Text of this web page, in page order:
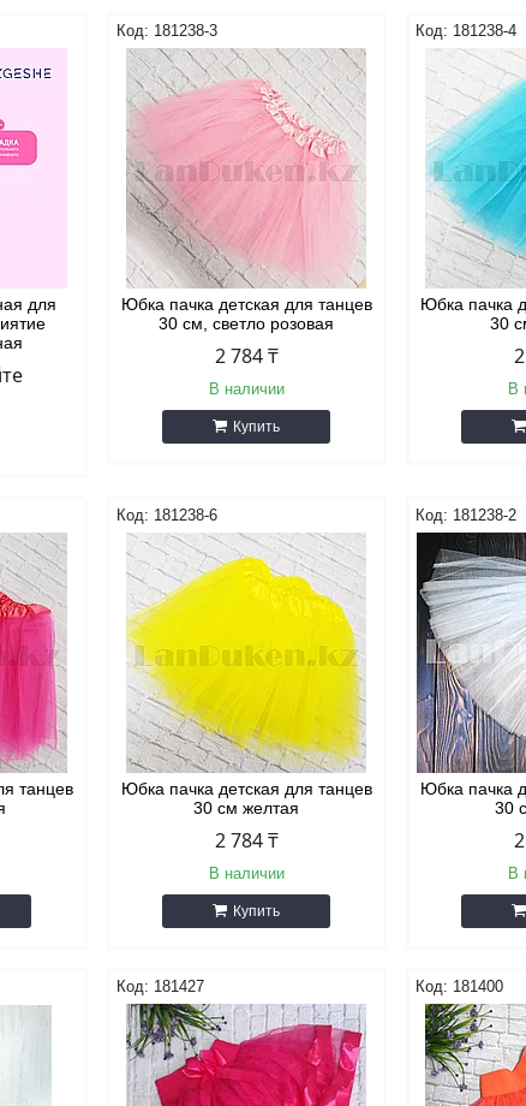
для
181238-3
Юбка пачка детская для танцев
30 см, светло розовая
2 784 ₸
В наличии
Купить
181238-4
Юбка пачка
30
В
танцев
181238-6
Юбка пачка детская для танцев
30 см желтая
2 784 ₸
В наличии
Купить
181238-2
Юбка пачка
30
В
181427 181400